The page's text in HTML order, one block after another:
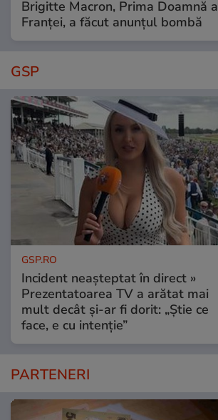
Brigitte Macron, Prima Doamnă a
Franței, a făcut anunțul bombă
GSP
GSP.RO
Incident neașteptat în direct »
Prezentatoarea TV a arătat mai
mult decât și-ar fi dorit: „Știe ce
face, e cu intenție”
PARTENERI